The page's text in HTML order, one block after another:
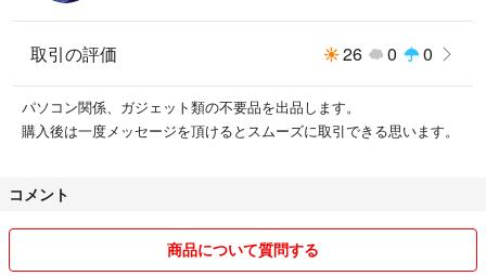
取引の評価 26 0 0
パソコン関係、ガジェット類の不要品を出品します。
購入後は一度メッセージを頂けるとスムーズに取引できる思います。
コメント
商品について質問する